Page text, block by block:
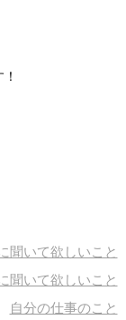
聞いて欲しいこと
聞いて欲しいこと
自分の仕事のこと